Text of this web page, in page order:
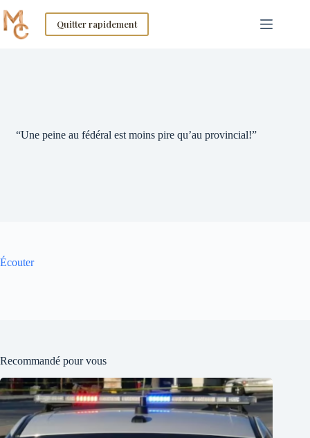
to
content
Quitter rapidement
“Une peine au fédéral est moins pire qu’au provincial!”
Écouter
Recommandé pour vous